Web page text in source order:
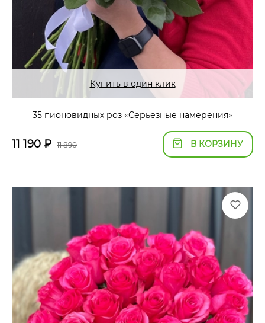
Купить в один клик
35 пионовидных роз «Серьезные намерения»
11 190 ₽ 11 890 В КОРЗИНУ